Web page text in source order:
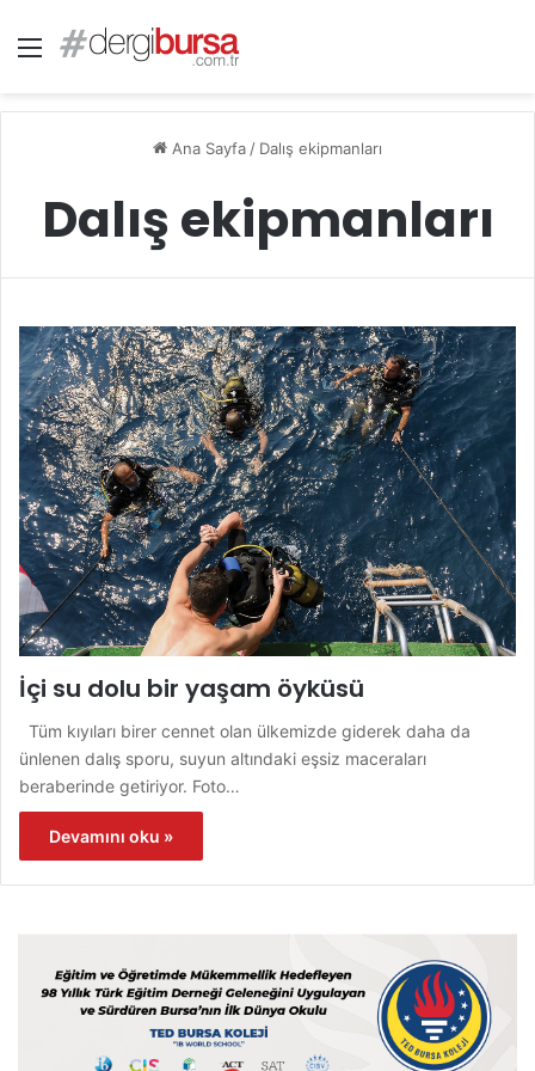
Menü
Ana Sayfa / Dalış ekipmanları
Dalış ekipmanları
İçi su dolu bir yaşam öyküsü
Tüm kıyıları birer cennet olan ülkemizde giderek daha da
ünlenen dalış sporu, suyun altındaki eşsiz maceraları
beraberinde getiriyor. Foto…
Devamını oku »